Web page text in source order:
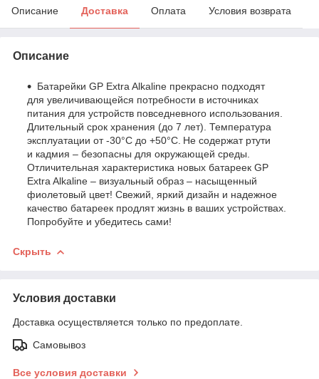
Описание Доставка Оплата Условия возврата
Описание
Батарейки GP Extra Alkaline прекрасно подходят
для увеличивающейся потребности в источниках
питания для устройств повседневного использования.
Длительный срок хранения (до 7 лет). Температура
эксплуатации от -30°С до +50°С. Не содержат ртути
и кадмия – безопасны для окружающей среды.
Отличительная характеристика новых батареек GP
Extra Alkaline – визуальный образ – насыщенный
фиолетовый цвет! Свежий, яркий дизайн и надежное
качество батареек продлят жизнь в ваших устройствах.
Попробуйте и убедитесь сами!
Скрыть
Условия доставки
Доставка осуществляется только по предоплате.
Самовывоз
Все условия доставки